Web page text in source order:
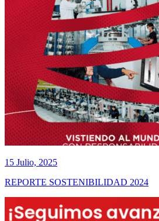
15 Julio, 2025
REPORTE SOSTENIBILIDAD 2024